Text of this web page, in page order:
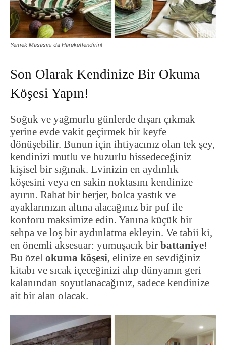
Yemek Masasını da Hareketlendirin!
Son Olarak Kendinize Bir Okuma
Köşesi Yapın!
Soğuk ve yağmurlu günlerde dışarı çıkmak
yerine evde vakit geçirmek bir keyfe
dönüşebilir. Bunun için ihtiyacınız olan tek şey,
kendinizi mutlu ve huzurlu hissedeceğiniz
kişisel bir sığınak. Evinizin en aydınlık
köşesini veya en sakin noktasını kendinize
ayırın. Rahat bir berjer, bolca yastık ve
ayaklarınızın altına alacağınız bir puf ile
konforu maksimize edin. Yanına küçük bir
sehpa ve loş bir aydınlatma ekleyin. Ve tabii ki,
en önemli aksesuar: yumuşacık bir battaniye!
Bu özel okuma köşesi, elinize en sevdiğiniz
kitabı ve sıcak içeceğinizi alıp dünyanın geri
kalanından soyutlanacağınız, sadece kendinize
ait bir alan olacak.